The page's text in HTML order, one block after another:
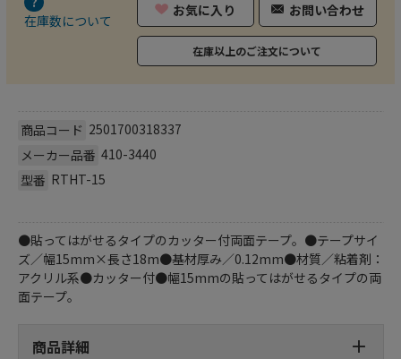
在庫数について
お気に入り お問い合わせ
在庫以上のご注文について
商品コード 2501700318337
メーカー品番 410-3440
型番 RTHT-15
●貼ってはがせるタイプのカッター付両面テープ。●テープサイ
ズ／幅15mm×長さ18m●基材厚み／0.12mm●材質／粘着剤：
アクリル系●カッター付●幅15mmの貼ってはがせるタイプの両
面テープ。
商品詳細